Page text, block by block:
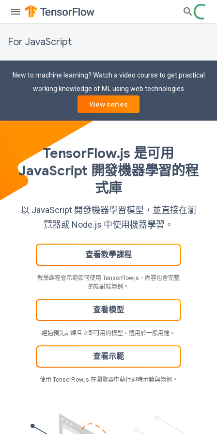
For JavaScript
New to machine learning? Watch a video course to get practical
working knowledge of ML using web technologies
View series
TensorFlow.js 是可用
JavaScript 開發機器學習的程
式庫
以 JavaScript 開發機器學習模型，並直接在瀏
覽器或 Node.js 中使用機器學習。
查看教學課程
教學課程會示範如何使用 TensorFlow.js，內容包含完整
的端對端範例。
查看模型
經過預先訓練且立即可用的模型，適用於一般用途。
查看示範
使用 TensorFlow.js 在瀏覽器中執行即時示範與範例。